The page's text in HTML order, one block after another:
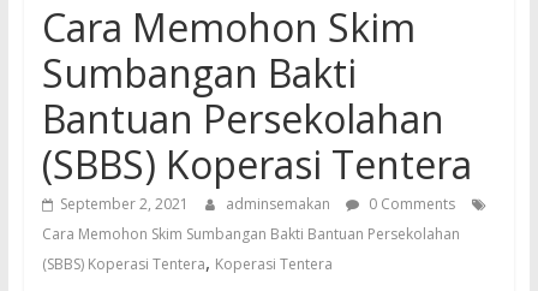
Cara Memohon Skim
Sumbangan Bakti
Bantuan Persekolahan
(SBBS) Koperasi Tentera
September 2, 2021 adminsemakan
0 Comments
Cara Memohon Skim Sumbangan Bakti Bantuan Persekolahan
(SBBS) Koperasi Tentera, Koperasi Tentera